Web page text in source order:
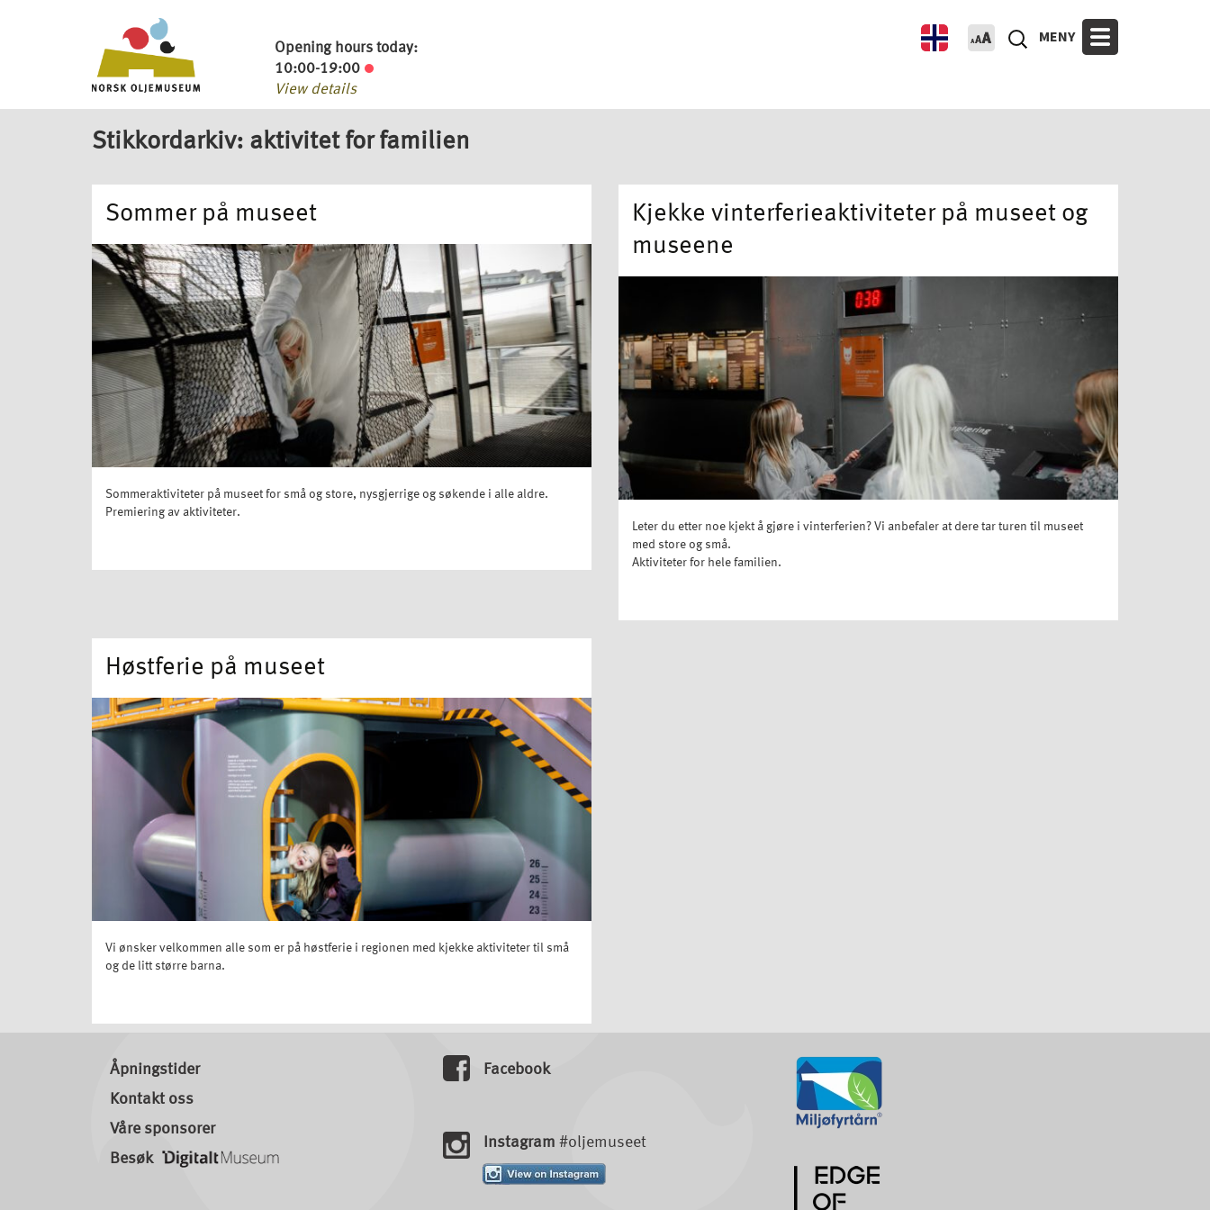
Opening hours today:
10:00-19:00
View details
MENY
Stikkordarkiv: aktivitet for familien
Sommer på museet
Sommeraktiviteter på museet for små og store, nysgjerrige og søkende i alle aldre.
Premiering av aktiviteter.
Kjekke vinterferieaktiviteter på museet og
museene
Leter du etter noe kjekt å gjøre i vinterferien? Vi anbefaler at dere tar turen til museet
med store og små.
Aktiviteter for hele familien.
Høstferie på museet
Vi ønsker velkommen alle som er på høstferie i regionen med kjekke aktiviteter til små
og de litt større barna.
Åpningstider
Kontakt oss
Våre sponsorer
Besøk
Facebook
Instagram #oljemuseet